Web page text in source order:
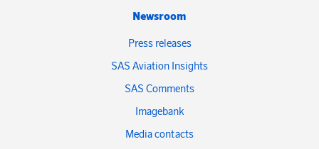
Newsroom
Press releases
SAS Aviation Insights
SAS Comments
Imagebank
Media contacts